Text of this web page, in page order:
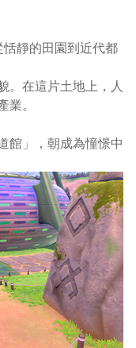
靜的田園到近代都
。在這片土地上，人
。
館」，朝成為憧憬中